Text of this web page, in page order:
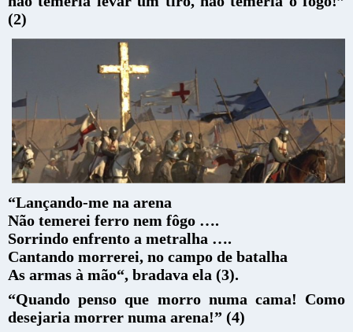
(2)
“Lançando-me na arena
Não temerei ferro nem fôgo ….
Sorrindo enfrento a metralha ….
Cantando morrerei, no campo de batalha
As armas à mão“, bradava ela (3).
“Quando penso que morro numa cama! Como
desejaria morrer numa arena!” (4)